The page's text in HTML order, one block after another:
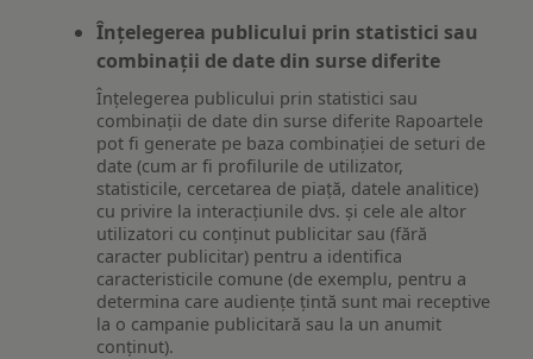
Înțelegerea publicului prin statistici sau
combinații de date din surse diferite
Înțelegerea publicului prin statistici sau
combinații de date din surse diferite Rapoartele
pot fi generate pe baza combinației de seturi de
date (cum ar fi profilurile de utilizator,
statisticile, cercetarea de piață, datele analitice)
cu privire la interacțiunile dvs. și cele ale altor
utilizatori cu conținut publicitar sau (fără
caracter publicitar) pentru a identifica
caracteristicile comune (de exemplu, pentru a
determina care audiențe țintă sunt mai receptive
la o campanie publicitară sau la un anumit
conținut).